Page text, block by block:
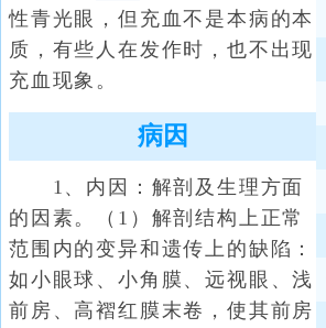
性青光眼，但充血不是本病的本
质，有些人在发作时，也不出现
充血现象。
病因
1、内因：解剖及生理方面
的因素。（1）解剖结构上正常
范围内的变异和遗传上的缺陷：
如小眼球、小角膜、远视眼、浅
前房、高褶红膜末卷，使其前房